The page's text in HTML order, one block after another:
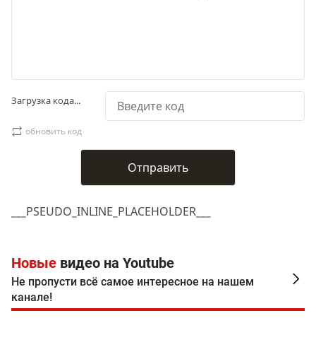
___PSEUDO_INLINE_PLACEHOLDER___
Загрузка кода...
обновить код
Новые видео на Youtube
Не пропусти всё самое интересное на нашем
канале!